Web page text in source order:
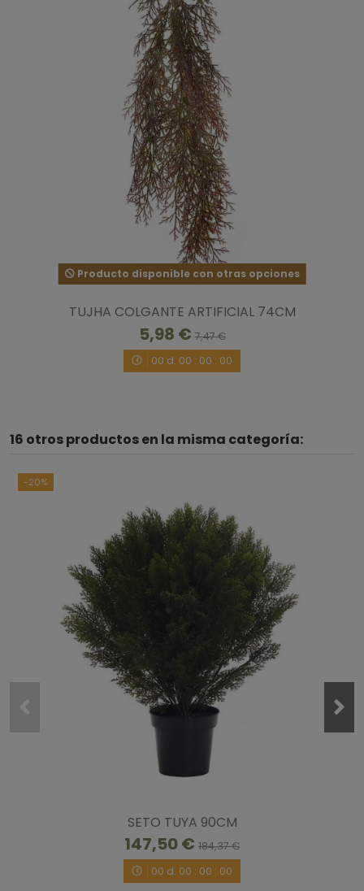
Producto disponible con otras opciones
TUJHA COLGANTE ARTIFICIAL 74CM
5,98 €7,47 €
00 d. 00 : 00 : 00
16 otros productos en la misma categoría:
-20%
SETO TUYA 90CM
147,50 € 184,37 €
00 d. 00 : 00 : 00